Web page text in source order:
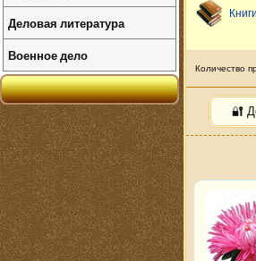
Количество
🔐
Деловая литература
Военное дело